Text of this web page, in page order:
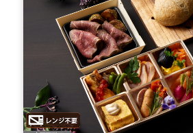
素材やバイオマス混入素材を使用し
の削減に努めています。(※一部プラ
あり。) 【召し上がり方】「国産牛
レゼ～黒トリュフソース～」は電子
～1分30秒温め。「海の幸の宝石箱
～」は電子レンジ600Wで1分温めて
り美味しくお召し上がりいただけま